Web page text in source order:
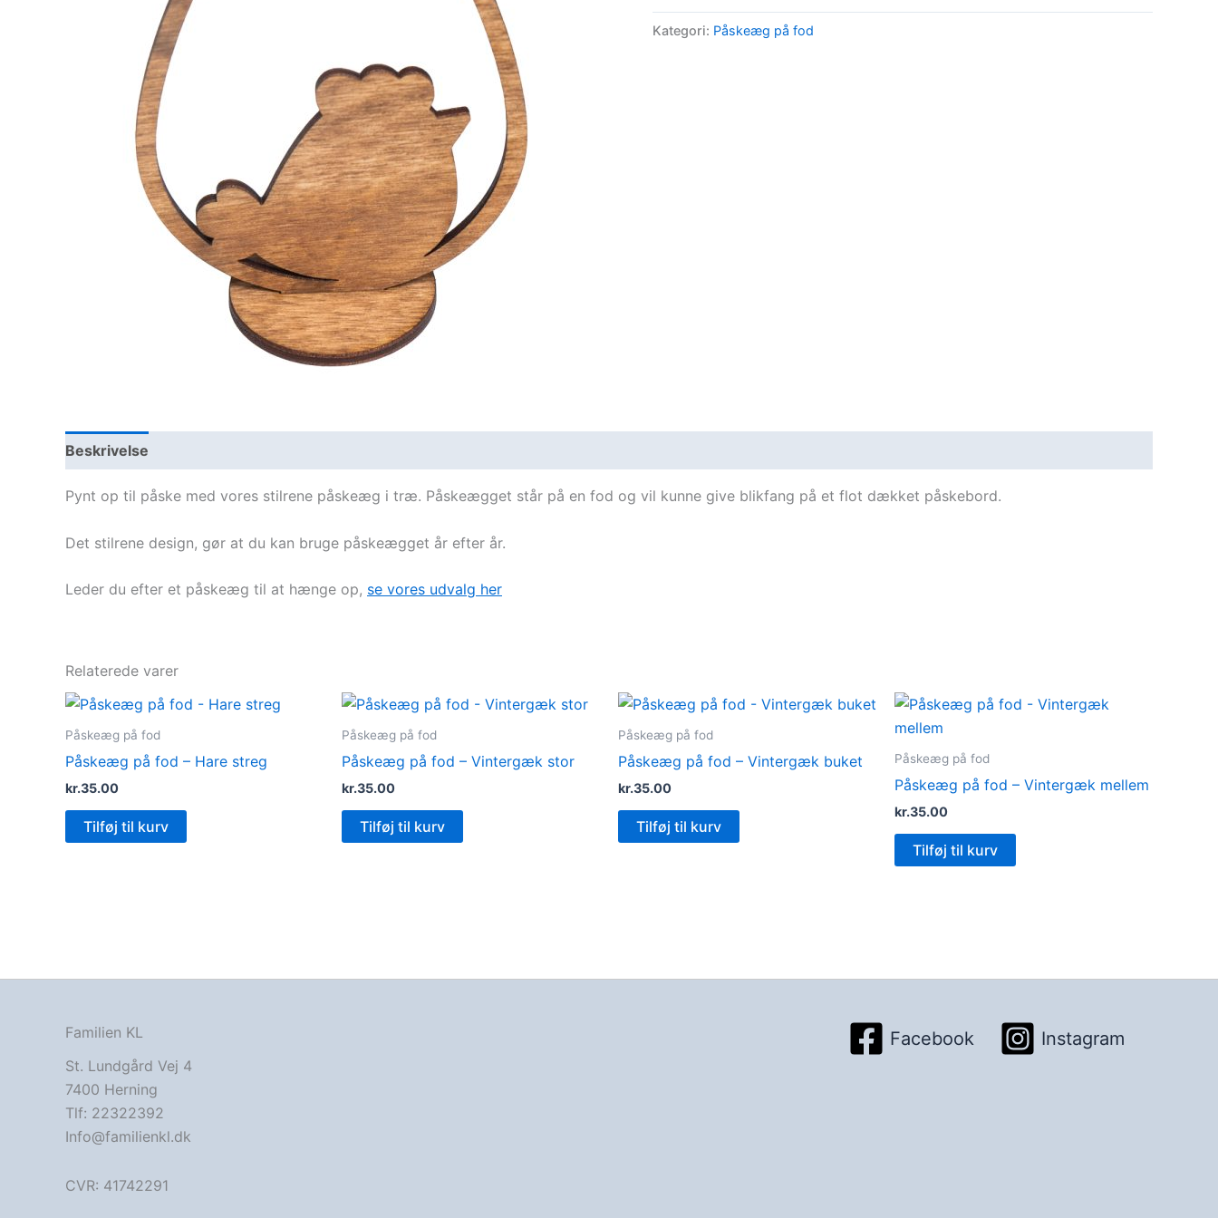
fod
Kategori: Påskeæg på fod
Beskrivelse
Pynt op til påske med vores stilrene påskeæg i træ. Påskeægget står på en fod og vil kunne give blikfang på et flot dækket påskebord.
Det stilrene design, gør at du kan bruge påskeægget år efter år.
Leder du efter et påskeæg til at hænge op, se vores udvalg her
Relaterede varer
Påskeæg på fod
Påskeæg på fod – Hare streg
kr.35.00
Tilføj til kurv
Påskeæg på fod
Påskeæg på fod – Vintergæk stor
kr.35.00
Tilføj til kurv
Påskeæg på fod
Påskeæg på fod – Vintergæk buket
kr.35.00
Tilføj til kurv
Påskeæg på fod
Påskeæg på fod – Vintergæk mellem
kr.35.00
Tilføj til kurv
Familien KL
St. Lundgård Vej 4
7400 Herning
Tlf: 22322392
Info@familienkl.dk
CVR: 41742291
Facebook Instagram